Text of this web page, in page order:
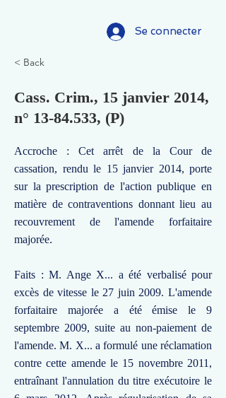
Se connecter
< Back
Cass. Crim., 15 janvier 2014,
n° 13-84.533, (P)
Accroche : Cet arrêt de la Cour de
cassation, rendu le 15 janvier 2014, porte
sur la prescription de l'action publique en
matière de contraventions donnant lieu au
recouvrement de l'amende forfaitaire
majorée.
Faits : M. Ange X... a été verbalisé pour
excès de vitesse le 27 juin 2009. L'amende
forfaitaire majorée a été émise le 9
septembre 2009, suite au non-paiement de
l'amende. M. X... a formulé une réclamation
contre cette amende le 15 novembre 2011,
entraînant l'annulation du titre exécutoire le